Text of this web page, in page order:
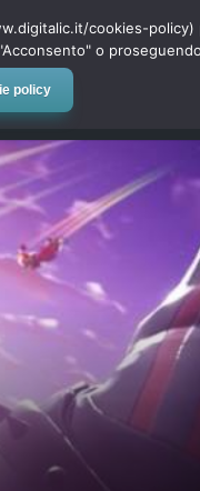
Tech-News
cookies-
o
policy